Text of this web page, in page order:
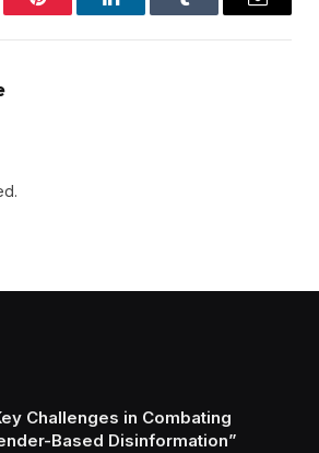
Pinterest LinkedInTumblr Email
Challenges in Combating
Based Disinformation”